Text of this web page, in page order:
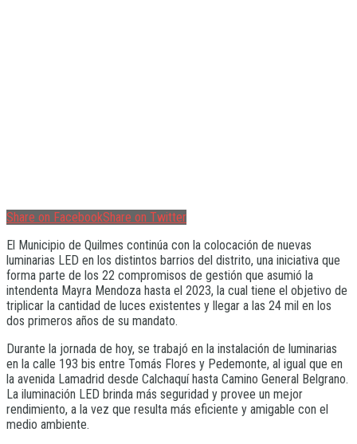
Share on FacebookShare on Twitter
El Municipio de Quilmes continúa con la colocación de nuevas
luminarias LED en los distintos barrios del distrito, una iniciativa que
forma parte de los 22 compromisos de gestión que asumió la
intendenta Mayra Mendoza hasta el 2023, la cual tiene el objetivo de
triplicar la cantidad de luces existentes y llegar a las 24 mil en los
dos primeros años de su mandato.
Durante la jornada de hoy, se trabajó en la instalación de luminarias
en la calle 193 bis entre Tomás Flores y Pedemonte, al igual que en
la avenida Lamadrid desde Calchaquí hasta Camino General Belgrano.
La iluminación LED brinda más seguridad y provee un mejor
rendimiento, a la vez que resulta más eficiente y amigable con el
medio ambiente.